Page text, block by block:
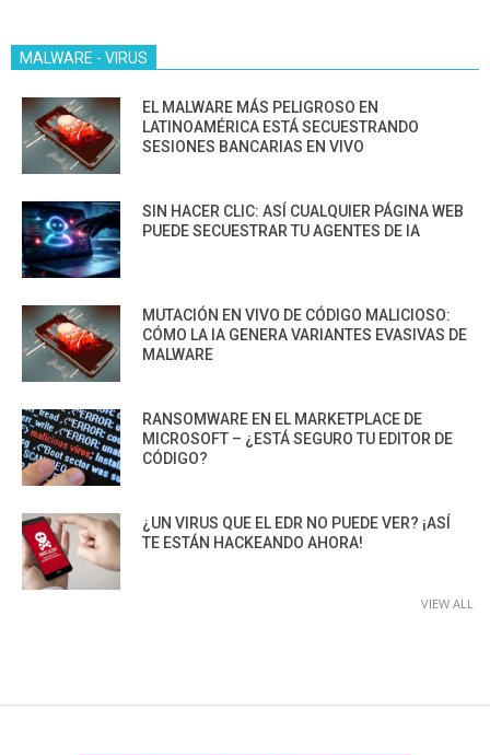
MALWARE - VIRUS
EL MALWARE MÁS PELIGROSO EN
LATINOAMÉRICA ESTÁ SECUESTRANDO
SESIONES BANCARIAS EN VIVO
SIN HACER CLIC: ASÍ CUALQUIER PÁGINA WEB
PUEDE SECUESTRAR TU AGENTES DE IA
MUTACIÓN EN VIVO DE CÓDIGO MALICIOSO:
CÓMO LA IA GENERA VARIANTES EVASIVAS DE
MALWARE
RANSOMWARE EN EL MARKETPLACE DE
MICROSOFT – ¿ESTÁ SEGURO TU EDITOR DE
CÓDIGO?
¿UN VIRUS QUE EL EDR NO PUEDE VER? ¡ASÍ
TE ESTÁN HACKEANDO AHORA!
VIEW ALL